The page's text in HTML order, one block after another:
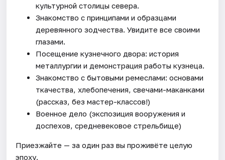
культурной столицы севера.
Знакомство с принципами и образцами
деревянного зодчества. Увидите все своими
глазами.
Посещение кузнечного двора: история
металлургии и демонстрация работы кузнеца.
Знакомство с бытовыми ремеслами: основами
ткачества, хлебопечения, свечами-маканками
(рассказ, без мастер-классов!)
Военное дело (экспозиция вооружения и
доспехов, средневековое стрельбище)
Приезжайте — за один раз вы проживёте целую
эпоху.